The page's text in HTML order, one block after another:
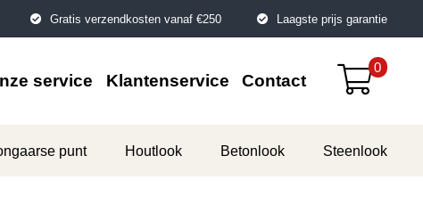
Gratis verzendkosten vanaf €250 Laagste prijs garantie
service Klantenservice Contact
0
punt Houtlook Betonlook Steenlook